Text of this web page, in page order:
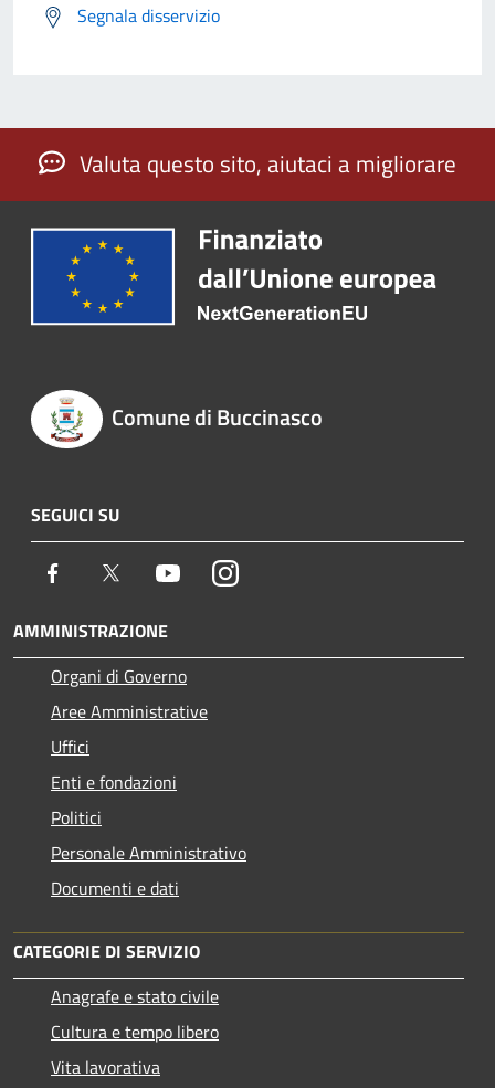
Segnala disservizio
Valuta questo sito, aiutaci a migliorare
Comune di Buccinasco
SEGUICI SU
Facebook Twitter YoutubeInstagram
AMMINISTRAZIONE
Organi di Governo
Aree Amministrative
Uffici
Enti e fondazioni
Politici
Personale Amministrativo
Documenti e dati
CATEGORIE DI SERVIZIO
Anagrafe e stato civile
Cultura e tempo libero
Vita lavorativa